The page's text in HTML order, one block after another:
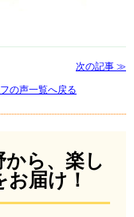
次の記事 ≫
の声一覧へ戻る
から、楽し
届け！